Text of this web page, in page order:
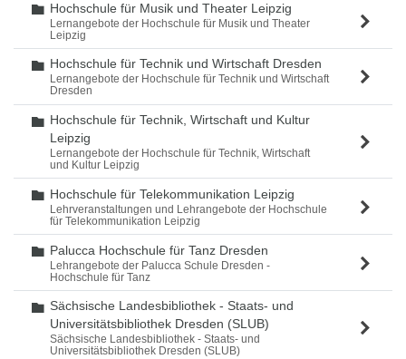
Ordner
Hochschule für Musik und Theater Leipzig
Lernangebote der Hochschule für Musik und Theater
Leipzig
Ordner
Hochschule für Technik und Wirtschaft Dresden
Lernangebote der Hochschule für Technik und Wirtschaft
Dresden
Ordner
Hochschule für Technik, Wirtschaft und Kultur
Leipzig
Lernangebote der Hochschule für Technik, Wirtschaft
und Kultur Leipzig
Ordner
Hochschule für Telekommunikation Leipzig
Lehrveranstaltungen und Lehrangebote der Hochschule
für Telekommunikation Leipzig
Ordner
Palucca Hochschule für Tanz Dresden
Lehrangebote der Palucca Schule Dresden -
Hochschule für Tanz
Ordner
Sächsische Landesbibliothek - Staats- und
Universitätsbibliothek Dresden (SLUB)
Sächsische Landesbibliothek - Staats- und
Universitätsbibliothek Dresden (SLUB)